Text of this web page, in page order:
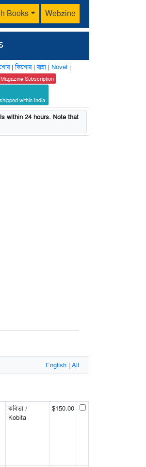
Books Webzine
|কিশোর|রান্না| Novel |
Magazine Subscription
within India.
within 24 hours. Note that
English | All
কবিতা /
Kobita
$150.00